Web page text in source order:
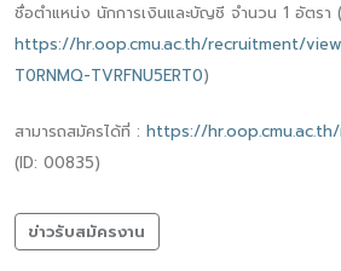
ชื่อตำแหน่ง นักการเงินและบัญชี จำนวน 1 อัตรา
https://hr.oop.cmu.ac.th/recruitment/
T0RNMQ-TVRFNU5ERT0)
สามารถสมัครได้ที่ : https://
(ID: 00835)
ข่าวรับสมัครงาน